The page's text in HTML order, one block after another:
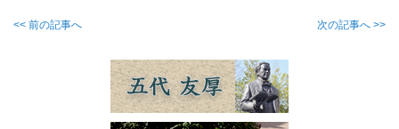
<< 前の記事へ 次の記事へ >>